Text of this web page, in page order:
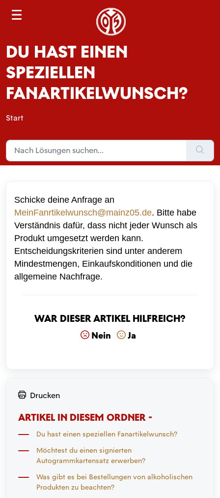
DU HAST EINEN
SPEZIELLEN
FANARTIKELWUNSCH?
Start
Schicke deine Anfrage an
MeinFanrtikelwunsch@mainz05.de. Bitte habe
Verständnis dafür, dass nicht jeder Wunsch als
Produkt umgesetzt werden kann.
Entscheidungskriterien sind unter anderem
Mindestmengen, Einkaufskonditionen und die
allgemeine Nachfrage.
War dieser Artikel hilfreich?
Nein Ja
Drucken
ARTIKEL IN DIESEM ORDNER -
Du hast einen speziellen Fanartikelwunsch?
Möchtest du einen signierten
Autogrammkartensatz erwerben?
Was gibt es bei Bestellungen von alkoholischen
Produkten zu beachten?